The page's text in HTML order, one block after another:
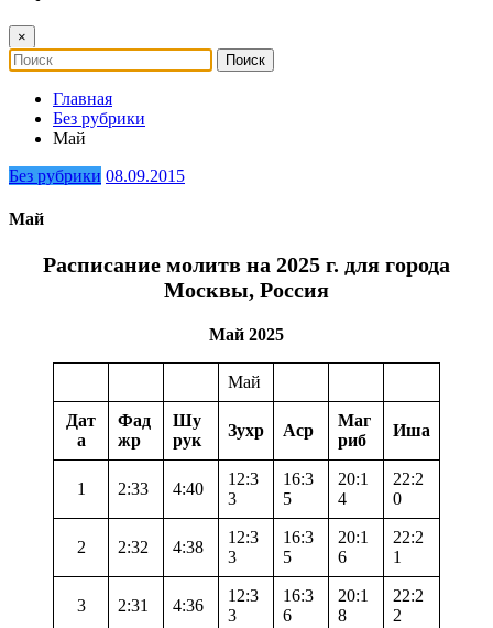
×
Главная
Без рубрики
Май
Без рубрики 08.09.2015
Май
Расписание молитв на 2025 г. для города
Москвы, Россия
Май 2025
Май
Дат
а
Фад
жр
Шу
рук
Зухр Аср
Маг
риб
Иша
1 2:33 4:40
12:3
3
16:3
5
20:1
4
22:2
0
2 2:32 4:38
12:3
3
16:3
5
20:1
6
22:2
1
3 2:31 4:36
12:3
3
16:3
6
20:1
8
22:2
2